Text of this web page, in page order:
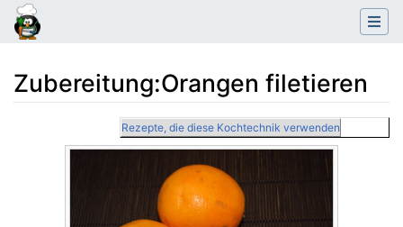
Zubereitung:Orangen filetieren
Navigation,Suche
Rezepte, die diese Kochtechnik verwenden